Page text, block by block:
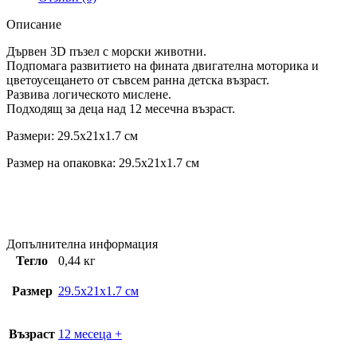
Описание
Дървен 3D пъзел с морски животни.
Подпомага развитието на фината двигателна моторика и
цветоусещането от съвсем ранна детска възраст.
Развива логическото мислене.
Подходящ за деца над 12 месечна възраст.
Размери: 29.5x21x1.7 см
Размер на опаковка: 29.5x21x1.7 см
Допълнителна информация
Тегло
0,44 кг
Размер 29.5x21x1.7 см
Възраст 12 месеца +